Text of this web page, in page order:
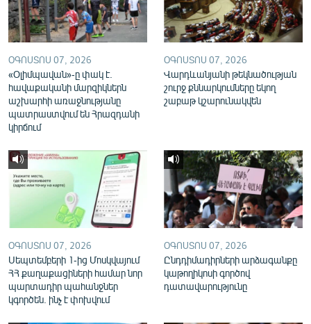
ՓՈԴՔԱՍԹ
Հայերեն
English
Русский
ՀԵՏԵՎԵՔ ՄԵԶ
«Ազատության» բոլոր կայքերը
ՕԳՈՍՏՈՍ 07, 2026
«Օլիմպավան»-ը փակ է.
հավաքականի մարզիկներն
աշխարհի առաջնությանը
պատրաստվում են Հրազդանի
կիրճում
ՕԳՈՍՏՈՍ 07, 2026
Վարդևանյանի թեկնածության
շուրջ քննարկումները եկող
շաբաթ կշարունակվեն
ՕԳՈՍՏՈՍ 07, 2026
Սեպտեմբերի 1-ից Մոսկվայում
ՀՀ քաղաքացիների համար նոր
պարտադիր պահանջներ
կգործեն. ինչ է փոխվում
ՕԳՈՍՏՈՍ 07, 2026
Ընդդիմադիրների արձագանքը
կաթողիկոսի գործով
դատավարությունը